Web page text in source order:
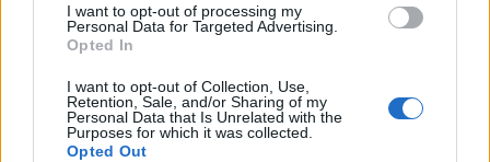
I want to opt-out of processing my
Personal Data for Targeted Advertising.
Opted In
I want to opt-out of Collection, Use,
Retention, Sale, and/or Sharing of my
Personal Data that Is Unrelated with the
Purposes for which it was collected.
Opted Out
HÍRLEVÉL
E-mail cím